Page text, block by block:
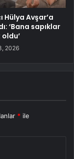
Hülya Avşar’a
‘Bana sapıklar
2026
* ile